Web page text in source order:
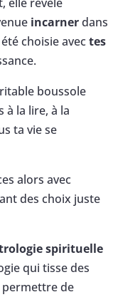
incarnerdans
choisie avectes
boussole
à la lire, à la
ta vie se
alors avec
des choix juste
spirituelle
qui tisse des
permettre de